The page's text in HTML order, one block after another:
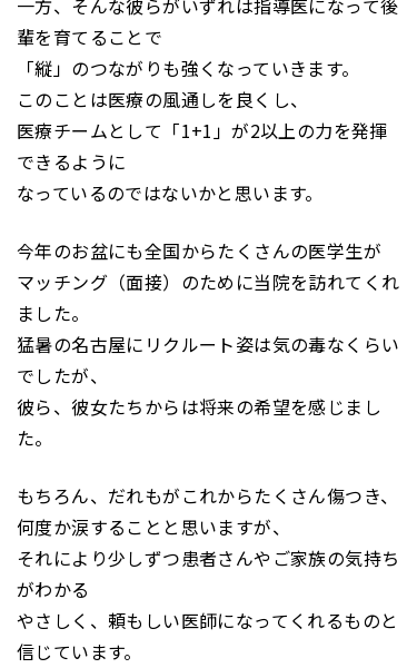
一方、そんな彼らがいずれは指導医になって後
輩を育てることで
「縦」のつながりも強くなっていきます。
このことは医療の風通しを良くし、
医療チームとして「1+1」が2以上の力を発揮
できるように
なっているのではないかと思います。
今年のお盆にも全国からたくさんの医学生が
マッチング（面接）のために当院を訪れてくれ
ました。
猛暑の名古屋にリクルート姿は気の毒なくらい
でしたが、
彼ら、彼女たちからは将来の希望を感じまし
た。
もちろん、だれもがこれからたくさん傷つき、
何度か涙することと思いますが、
それにより少しずつ患者さんやご家族の気持ち
がわかる
やさしく、頼もしい医師になってくれるものと
信じています。